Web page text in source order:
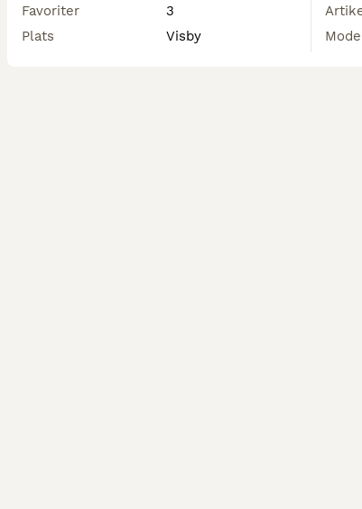
motverkar friktion.
Den tekniska sulan är tillverkad av en avancerad
Favoriter
3
Plats
Visby